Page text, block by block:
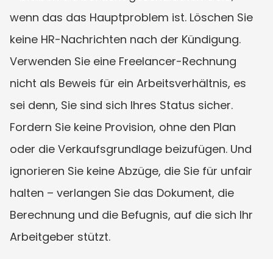
wenn das das Hauptproblem ist. Löschen Sie
keine HR-Nachrichten nach der Kündigung.
Verwenden Sie eine Freelancer-Rechnung
nicht als Beweis für ein Arbeitsverhältnis, es
sei denn, Sie sind sich Ihres Status sicher.
Fordern Sie keine Provision, ohne den Plan
oder die Verkaufsgrundlage beizufügen. Und
ignorieren Sie keine Abzüge, die Sie für unfair
halten – verlangen Sie das Dokument, die
Berechnung und die Befugnis, auf die sich Ihr
Arbeitgeber stützt.